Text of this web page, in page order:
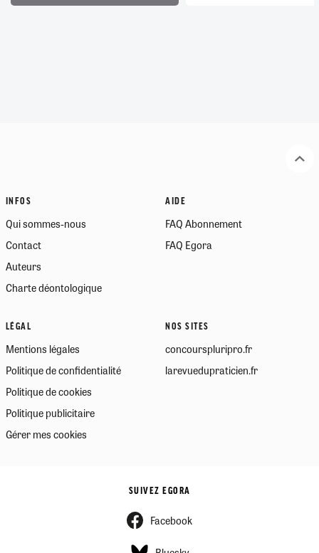
INFOS
Qui sommes-nous
Contact
Auteurs
Charte déontologique
AIDE
FAQ Abonnement
FAQ Egora
LÉGAL
Mentions légales
Politique de confidentialité
Politique de cookies
Politique publicitaire
Gérer mes cookies
NOS SITES
concourspluripro.fr
larevuedupraticien.fr
SUIVEZ EGORA
Facebook